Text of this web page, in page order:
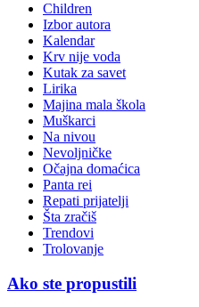
Children
Izbor autora
Kalendar
Krv nije voda
Kutak za savet
Lirika
Majina mala škola
Muškarci
Na nivou
Nevoljničke
Očajna domaćica
Panta rei
Repati prijatelji
Šta zračiš
Trendovi
Trolovanje
Ako ste propustili